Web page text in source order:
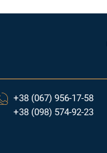
+38 (067) 956-17-58
+38 (098) 574-92-23